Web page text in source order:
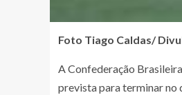
Foto Tiago Caldas/
A Confederação
prevista para terminar no